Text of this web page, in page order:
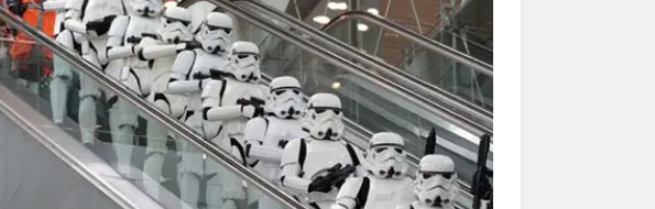
LUMETHINK.COM
รวมวิธีกำจัดไขมันที่ได้รับความนิยมสูงสุด
ในไทย